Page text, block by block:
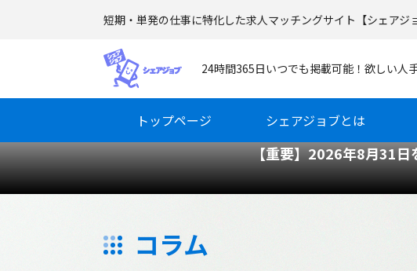
【重要】2026年8月31日
短期・単発の仕事に特化した求人マッチングサイト【シェアジ
24時間365日いつでも掲載可能！欲しい人
トップページ シェアジョブとは
コラム